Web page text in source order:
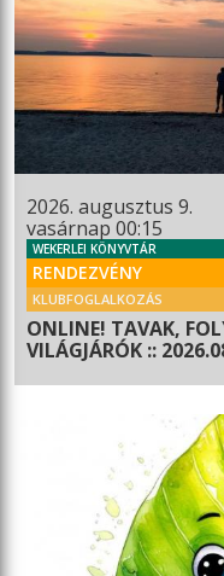
2026. augusztus 9.
vasárnap 00:15
WEKERLEI KÖNYVTÁR
RENDEZVÉNY
KLUBFOGLALKOZÁS
ONLINE! TAVAK,
VILÁGJÁRÓK ::